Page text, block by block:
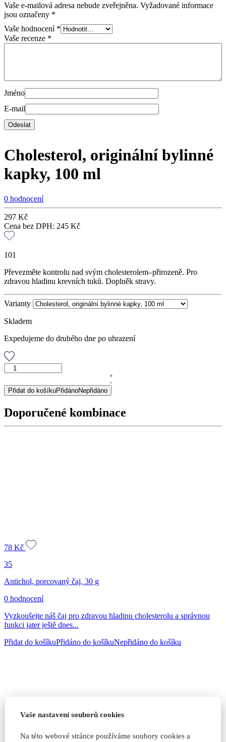
Vaše e-mailová adresa nebude zveřejněna. Vyžadované informace
jsou označeny *
Vaše hodnocení *
Vaše recenze *
Jméno
E-mail
Cholesterol, originální bylinné
kapky, 100 ml
0 hodnocení
297 Kč
Cena bez DPH: 245 Kč
101
Převezměte kontrolu nad svým cholesterolem–přirozeně. Pro
zdravou hladinu krevních tuků. Doplněk stravy.
Varianty
Skladem
Expedujeme do druhého dne po uhrazení
Cholesterol,
bylinné
kapky,
ml
+
-
Přidat do košíkuPřidánoNepřidáno
Doporučené kombinace
78 Kč
35
Antichol, porcovaný čaj, 30 g
0 hodnocení
Vyzkoušejte náš čaj pro zdravou hladinu cholesterolu a správnou
funkci jater ještě dnes...
Přidat do košíkuPřidáno do košíkuNepřidáno do košíku
Vaše nastavení souborů cookies
Na této webové stránce používáme soubory cookies a